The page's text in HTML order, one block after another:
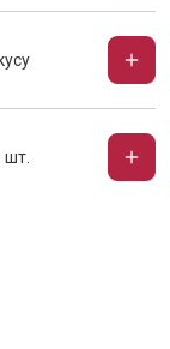
шт.